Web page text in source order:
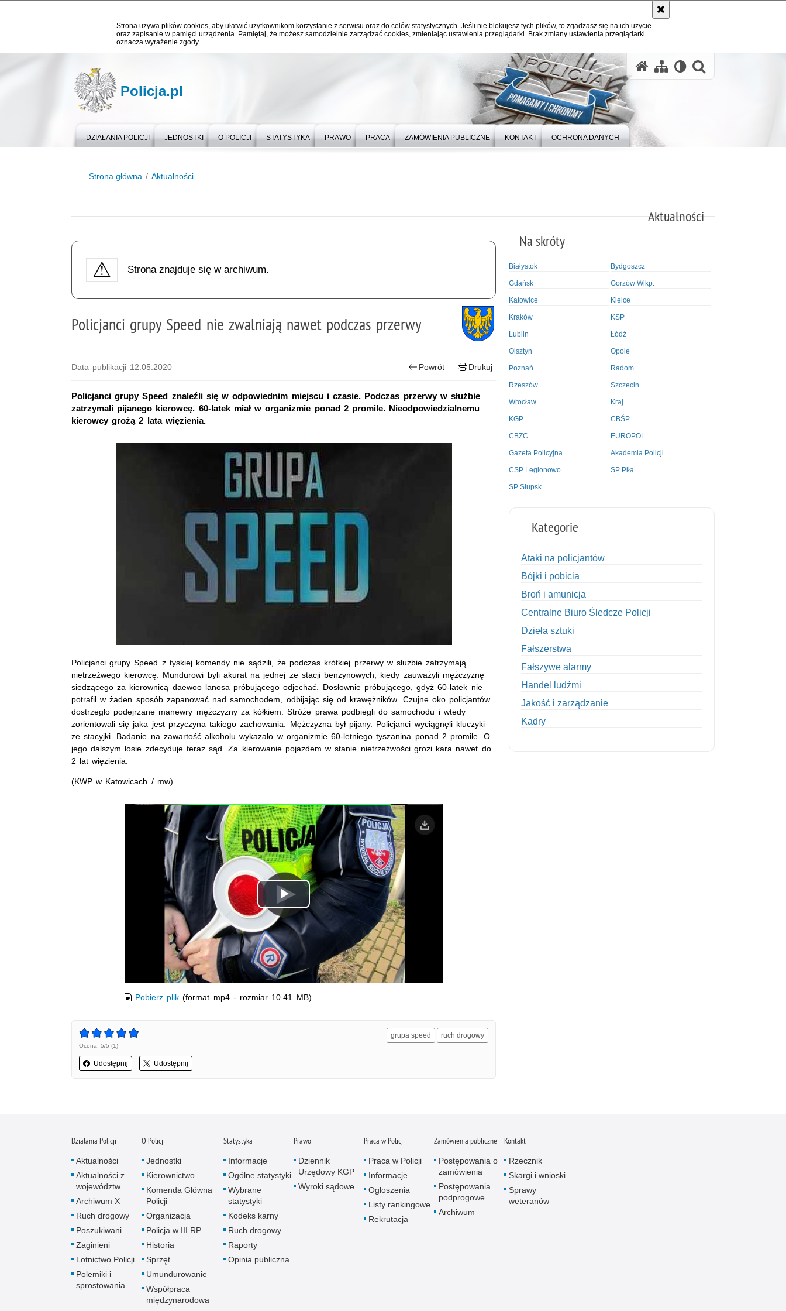
Strona używa plików cookies, aby ułatwić użytkownikom korzystanie z serwisu oraz do celów statystycznych. Jeśli nie blokujesz tych plików, to zgadzasz się na ich użycie
oraz zapisanie w pamięci urządzenia. Pamiętaj, że możesz samodzielnie zarządzać cookies, zmieniając ustawienia przeglądarki. Brak zmiany ustawienia przeglądarki
oznacza wyrażenie zgody.
Policja.pl
DZIAŁANIA POLICJI JEDNOSTKI O POLICJI STATYSTYKA PRAWO PRACA ZAMÓWIENIA PUBLICZNE KONTAKT OCHRONA DANYCH
Strona główna Aktualności
Aktualności
Strona znajduje się w archiwum.
Policjanci grupy Speed nie zwalniają nawet podczas przerwy
Data publikacji 12.05.2020 Powrót Drukuj
Policjanci grupy Speed znaleźli się w odpowiednim miejscu i czasie. Podczas przerwy w służbie
zatrzymali pijanego kierowcę. 60-latek miał w organizmie ponad 2 promile. Nieodpowiedzialnemu
kierowcy grożą 2 lata więzienia.
Policjanci grupy Speed z tyskiej komendy nie sądzili, że podczas krótkiej przerwy w służbie zatrzymają
nietrzeźwego kierowcę. Mundurowi byli akurat na jednej ze stacji benzynowych, kiedy zauważyli mężczyznę
siedzącego za kierownicą daewoo lanosa próbującego odjechać. Dosłownie próbującego, gdyż 60-latek nie
potrafił w żaden sposób zapanować nad samochodem, odbijając się od krawężników. Czujne oko policjantów
dostrzegło podejrzane manewry mężczyzny za kółkiem. Stróże prawa podbiegli do samochodu i wtedy
zorientowali się jaka jest przyczyna takiego zachowania. Mężczyzna był pijany. Policjanci wyciągnęli kluczyki
ze stacyjki. Badanie na zawartość alkoholu wykazało w organizmie 60-letniego tyszanina ponad 2 promile. O
jego dalszym losie zdecyduje teraz sąd. Za kierowanie pojazdem w stanie nietrzeźwości grozi kara nawet do
2 lat więzienia.
(KWP w Katowicach / mw)
Opis filmu: Policjanci grupy Speed nie zwalniają nawet podczas przerwy
Odtwórz
wideo
Pobierz plik (format mp4 - rozmiar 10.41 MB)
Ocena: 5/5 (1)
Udostępnij Udostępnij
grupa speed ruch drogowy
Na skróty
Białystok Bydgoszcz
Gdańsk Gorzów Wlkp.
Katowice Kielce
Kraków KSP
Lublin Łódź
Olsztyn Opole
Poznań Radom
Rzeszów Szczecin
Wrocław Kraj
KGP CBŚP
CBZC EUROPOL
Gazeta Policyjna Akademia Policji
CSP Legionowo SP Piła
SP Słupsk
Kategorie
Ataki na policjantów
Bójki i pobicia
Broń i amunicja
Centralne Biuro Śledcze Policji
Dzieła sztuki
Fałszerstwa
Fałszywe alarmy
Handel ludźmi
Jakość i zarządzanie
Kadry
Piractwo przemysłowe
Podrabianie znaków towarowych
Pogryzienia przez psy
Polemiki i sprostowania
Działania Policji
Aktualności
Aktualności z
województw
Archiwum X
Ruch drogowy
Poszukiwani
Zaginieni
Lotnictwo Policji
Polemiki i
sprostowania
O Policji
Jednostki
Kierownictwo
Komenda Główna
Policji
Organizacja
Policja w III RP
Historia
Sprzęt
Umundurowanie
Współpraca
międzynarodowa
Statystyka
Informacje
Ogólne statystyki
Wybrane
statystyki
Kodeks karny
Ruch drogowy
Raporty
Opinia publiczna
Prawo
Dziennik
Urzędowy KGP
Wyroki sądowe
Praca w Policji
Praca w Policji
Informacje
Ogłoszenia
Listy rankingowe
Rekrutacja
Zamówienia publiczne
Postępowania o
zamówienia
Postępowania
podprogowe
Archiwum
Kontakt
Rzecznik
Skargi i wnioski
Sprawy
weteranów